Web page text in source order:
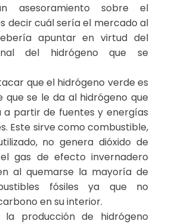
asesoramiento sobre el
decir cuál sería el mercado al
apuntar en virtud del
del hidrógeno que se
que el hidrógeno verde es
que se le da al hidrógeno que
a partir de fuentes y energías
Este sirve como combustible,
no genera dióxido de
gas de efecto invernadero
al quemarse la mayoría de
fósiles ya que no
en su interior.
la producción de hidrógeno